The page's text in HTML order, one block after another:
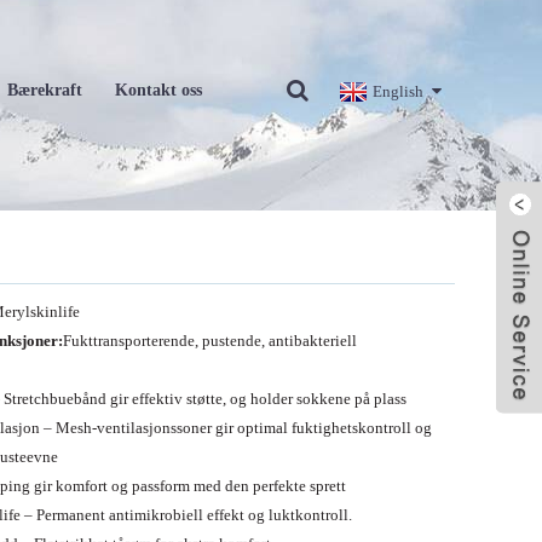
Bærekraft Kontakt oss English
Fukttransporterende, pustende, antibakteriell
gir effektiv støtte, og holder sokkene på plass
– Mesh-ventilasjonssoner gir optimal fuktighetskontroll og
gir komfort og passform med den perfekte sprett
– Permanent antimikrobiell effekt og luktkontroll.